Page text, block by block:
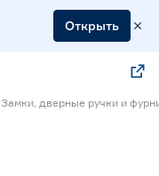
Открыть
Замки, дверные ручки и